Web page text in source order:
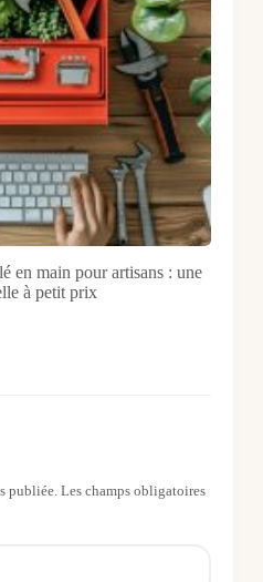
en main pour artisans : une
à petit prix
publiée. Les champs obligatoires